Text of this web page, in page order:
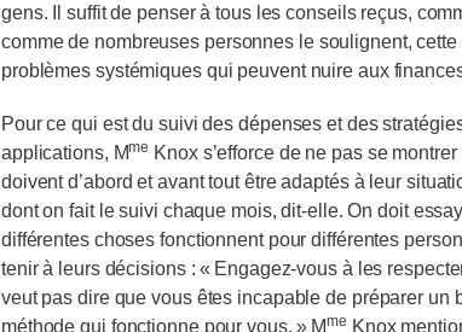
gens. Il suffit de penser à tous les conseils reçus,
comme de nombreuses personnes le soulignent,
problèmes systémiques qui peuvent nuire aux
Pour ce qui est du suivi des dépenses et des
applications, Mme Knox s’efforce de ne pas se
doivent d’abord et avant tout être adaptés à leur
dont on fait le suivi chaque mois, dit‑elle. On doit
différentes choses fonctionnent pour différentes
tenir à leurs décisions : « Engagez‑vous à les
veut pas dire que vous êtes incapable de préparer un
méthode qui fonctionne pour vous. » Mme Knox